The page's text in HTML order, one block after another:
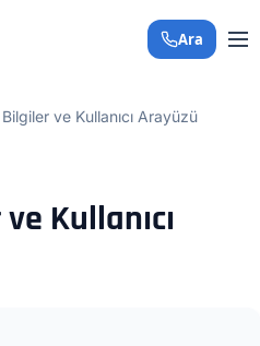
+90 850 308 29
Ara
ve Kullanıcı Arayüzü
Kullanıcı